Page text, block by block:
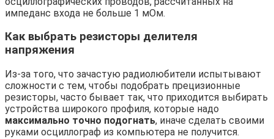
импеданс входа не больше 1 мОм.
Как выбрать резисторы делителя
напряжения
Из-за того, что зачастую радиолюбители испытывают
сложности с тем, чтобы подобрать прецизионные
резисторы, часто бывает так, что приходится выбирать
устройства широкого профиля, которые надо
максимально точно подогнать, иначе сделать своими
руками осциллограф из компьютера не получится.